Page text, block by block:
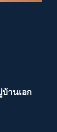
บ้านเอก